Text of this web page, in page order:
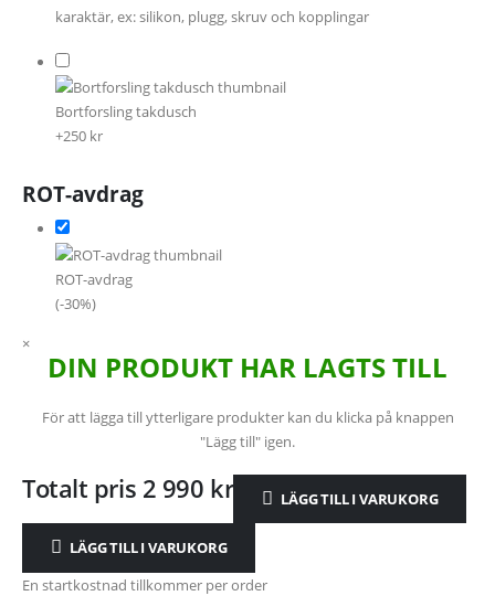
karaktär, ex: silikon, plugg, skruv och kopplingar
Bortforsling takdusch
+250 kr
ROT-avdrag
ROT-avdrag
(-30%)
×
DIN PRODUKT HAR LAGTS TILL
För att lägga till ytterligare produkter kan du klicka på knappen
"Lägg till" igen.
Totalt pris 2 990 kr LÄGG TILL I VARUKORG
LÄGG TILL I VARUKORG
En startkostnad tillkommer per order